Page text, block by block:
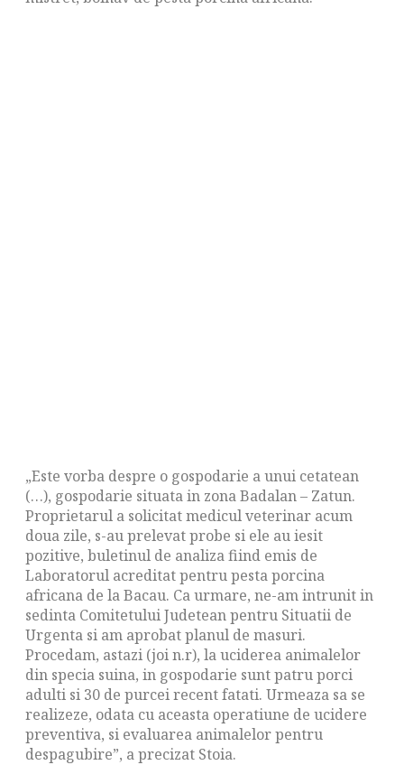
„Este vorba despre o gospodarie a unui cetatean
(…), gospodarie situata in zona Badalan – Zatun.
Proprietarul a solicitat medicul veterinar acum
doua zile, s-au prelevat probe si ele au iesit
pozitive, buletinul de analiza fiind emis de
Laboratorul acreditat pentru pesta porcina
africana de la Bacau. Ca urmare, ne-am intrunit in
sedinta Comitetului Judetean pentru Situatii de
Urgenta si am aprobat planul de masuri.
Procedam, astazi (joi n.r), la uciderea animalelor
din specia suina, in gospodarie sunt patru porci
adulti si 30 de purcei recent fatati. Urmeaza sa se
realizeze, odata cu aceasta operatiune de ucidere
preventiva, si evaluarea animalelor pentru
despagubire”, a precizat Stoia.